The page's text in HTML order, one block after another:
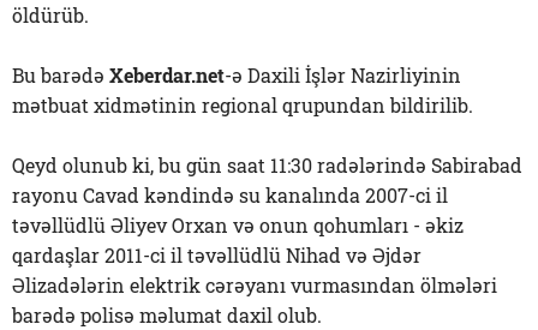
öldürüb.
Bu barədə Xeberdar.net-ə Daxili İşlər Nazirliyinin
mətbuat xidmətinin regional qrupundan bildirilib.
Qeyd olunub ki, bu gün saat 11:30 radələrində Sabirabad
rayonu Cavad kəndində su kanalında 2007-ci il
təvəllüdlü Əliyev Orxan və onun qohumları - əkiz
qardaşlar 2011-ci il təvəllüdlü Nihad və Əjdər
Əlizadələrin elektrik cərəyanı vurmasından ölmələri
barədə polisə məlumat daxil olub.